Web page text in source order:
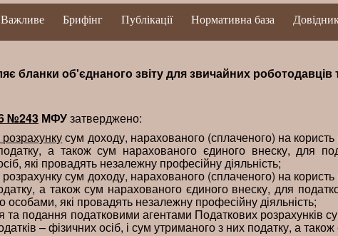
Важливе Брифінг Публікації Нормативна база
бланки об'єднаного звіту для звичайних
№243 МФУзатверджено:
сум доходу, нарахованого (сплаченого) на користь
а також сум нарахованого єдиного внеску, для
які провадять незалежну професійну діяльність;
сум доходу, нарахованого (сплаченого) на користь
а також сум нарахованого єдиного внеску, для
особами, які провадять незалежну професійну діяльність;
та подання податковими агентами Податкових розрахунків
– фізичних осіб, і сум утриманого з них податку, а